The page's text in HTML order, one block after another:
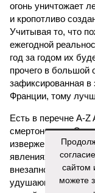
огонь уничтожает
и кропотливо
Учитывая то, что
ежегодной
год за годом их
прочего в большой
зафиксированная
Франции, тому
Есть в перечне A-Z
смертоносная. Это,
извержения», о
явлениях, когда
внезапно
удушающее
сайтом
можете